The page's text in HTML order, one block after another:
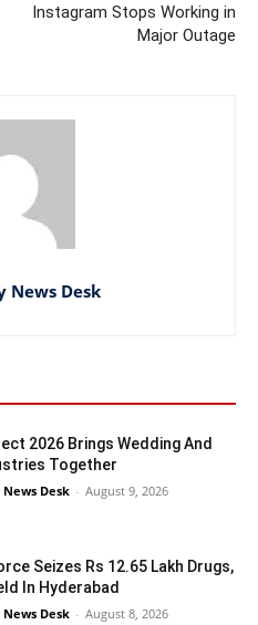
Instagram Stops Working in
Major Outage
News Desk
2026 Brings Wedding And
Together
News Desk - August 9, 2026
Seizes Rs 12.65 Lakh Drugs,
In Hyderabad
News Desk - August 8, 2026